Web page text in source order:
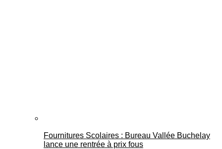
Fournitures Scolaires : Bureau Vallée Buchelay
lance une rentrée à prix fous